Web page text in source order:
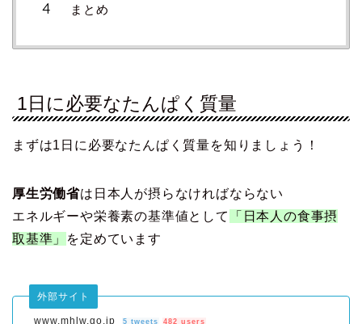
まとめ
1日に必要なたんぱく質量
まずは1日に必要なたんぱく質量を知りましょう！
厚生労働省は日本人が摂らなければならない
エネルギーや栄養素の基準値として
「日本人の食事摂
取基準」
を定めています
www.mhlw.go.jp
外部サイト
5 tweets 482 users